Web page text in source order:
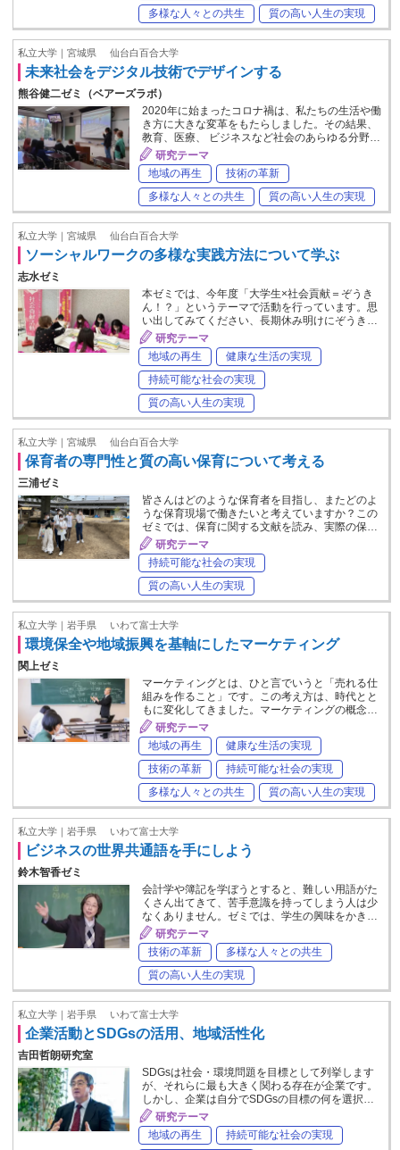
多様な人々との共生
質の高い人生の実現
私立大学｜宮城県 仙台白百合大学
未来社会をデジタル技術でデザインする
熊谷健二ゼミ（ベアーズラボ）
2020年に始まったコロナ禍は、私たちの生活や働
き方に大きな変革をもたらしました。その結果、
教育、医療、 ビジネスなど社会のあらゆる分野…
研究テーマ
地域の再生
技術の革新
多様な人々との共生
質の高い人生の実現
私立大学｜宮城県 仙台白百合大学
ソーシャルワークの多様な実践方法について学ぶ
志水ゼミ
本ゼミでは、今年度「大学生×社会貢献＝ぞうき
ん！？」というテーマで活動を行っています。思
い出してみてください、長期休み明けにぞうき…
研究テーマ
地域の再生
健康な生活の実現
持続可能な社会の実現
質の高い人生の実現
私立大学｜宮城県 仙台白百合大学
保育者の専門性と質の高い保育について考える
三浦ゼミ
皆さんはどのような保育者を目指し、またどのよ
うな保育現場で働きたいと考えていますか？この
ゼミでは、保育に関する文献を読み、実際の保…
研究テーマ
持続可能な社会の実現
質の高い人生の実現
私立大学｜岩手県 いわて富士大学
環境保全や地域振興を基軸にしたマーケティング
関上ゼミ
マーケティングとは、ひと言でいうと「売れる仕
組みを作ること」です。この考え方は、時代とと
もに変化してきました。マーケティングの概念…
研究テーマ
地域の再生
健康な生活の実現
技術の革新
持続可能な社会の実現
多様な人々との共生
質の高い人生の実現
私立大学｜岩手県 いわて富士大学
ビジネスの世界共通語を手にしよう
鈴木智香ゼミ
会計学や簿記を学ぼうとすると、難しい用語がた
くさん出てきて、苦手意識を持ってしまう人は少
なくありません。ゼミでは、学生の興味をかき…
研究テーマ
技術の革新
多様な人々との共生
質の高い人生の実現
私立大学｜岩手県 いわて富士大学
企業活動とSDGsの活用、地域活性化
吉田哲朗研究室
SDGsは社会・環境問題を目標として列挙します
が、それらに最も大きく関わる存在が企業です。
しかし、企業は自分でSDGsの目標の何を選択…
研究テーマ
地域の再生
持続可能な社会の実現